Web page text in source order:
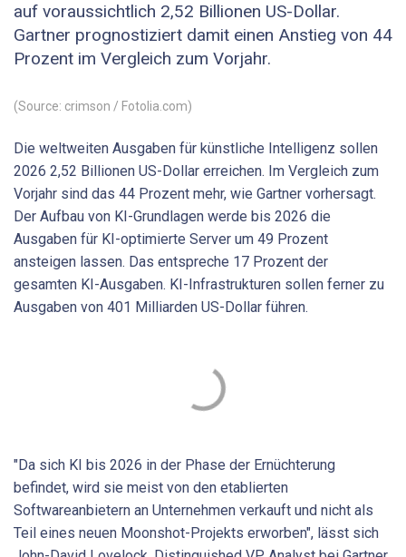
auf voraussichtlich 2,52 Billionen US-Dollar.
Gartner prognostiziert damit einen Anstieg von 44
Prozent im Vergleich zum Vorjahr.
(Source: crimson / Fotolia.com)
Die weltweiten Ausgaben für künstliche Intelligenz sollen
2026 2,52 Billionen US-Dollar erreichen. Im Vergleich zum
Vorjahr sind das 44 Prozent mehr, wie Gartner vorhersagt.
Der Aufbau von KI-Grundlagen werde bis 2026 die
Ausgaben für KI-optimierte Server um 49 Prozent
ansteigen lassen. Das entspreche 17 Prozent der
gesamten KI-Ausgaben. KI-Infrastrukturen sollen ferner zu
Ausgaben von 401 Milliarden US-Dollar führen.
"Da sich KI bis 2026 in der Phase der Ernüchterung
befindet, wird sie meist von den etablierten
Softwareanbietern an Unternehmen verkauft und nicht als
Teil eines neuen Moonshot-Projekts erworben", lässt sich